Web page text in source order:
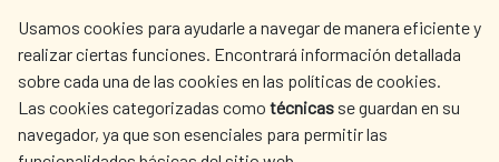
Usamos cookies para ayudarle a navegar de manera eficiente y
realizar ciertas funciones. Encontrará información detallada
sobre cada una de las cookies en las políticas de cookies.
Las cookies categorizadas como técnicas se guardan en su
navegador, ya que son esenciales para permitir las
AECID
WHERE DO WE COOPERATE?
SPANISH HUMANITARIAN
ACTION
PRESS ROOM